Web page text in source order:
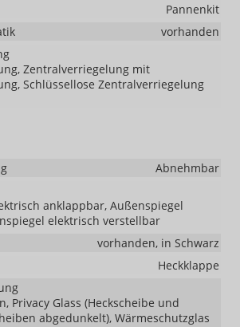
Pannenkit
vorhanden
Zentralverriegelung mit
Schlüssellose Zentralverriegelung
Abnehmbar
anklappbar, Außenspiegel
elektrisch verstellbar
vorhanden, in Schwarz
Heckklappe
Privacy Glass (Heckscheibe und
abgedunkelt), Wärmeschutzglas